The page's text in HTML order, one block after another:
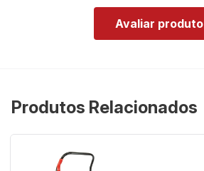
Avaliar produto
Produtos Relacionados